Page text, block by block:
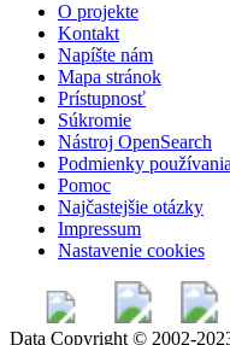
O projekte
Kontakt
Napíšte nám
Mapa stránok
Prístupnosť
Súkromie
Nástroj OpenSearch
Podmienky používania
Pomoc
Najčastejšie otázky
Impressum
Nastavenie cookies
Data Copyright © 2002-